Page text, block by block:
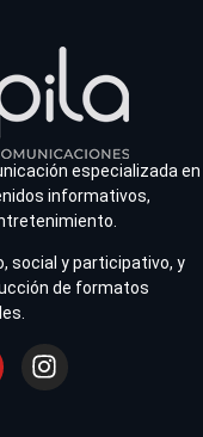
especializada en
informativos,
social y participativo, y
de formatos